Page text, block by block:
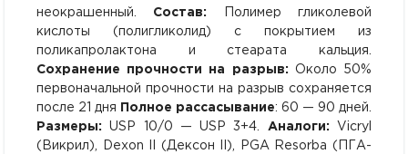
неокрашенный. Состав:
Полимер гликолевой
кислоты (полигликолид) с покрытием из
поликапролактона и стеарата кальция.
Сохранение прочности на разрыв: Около 50%
первоначальной прочности на разрыв сохраняется
после 21 дня
Полное рассасывание: 60 — 90 дней.
Размеры: USP 10/0 — USP 3+4. Аналоги: Vicryl
(Викрил), Dexon II (Дексон II), PGA Resorba (ПГА-